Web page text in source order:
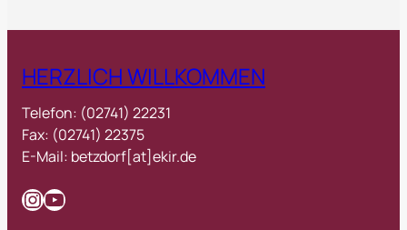
HERZLICH WILLKOMMEN
Telefon: (02741) 22231
Fax: (02741) 22375
E-Mail: betzdorf[at]ekir.de
InstagramYouTube